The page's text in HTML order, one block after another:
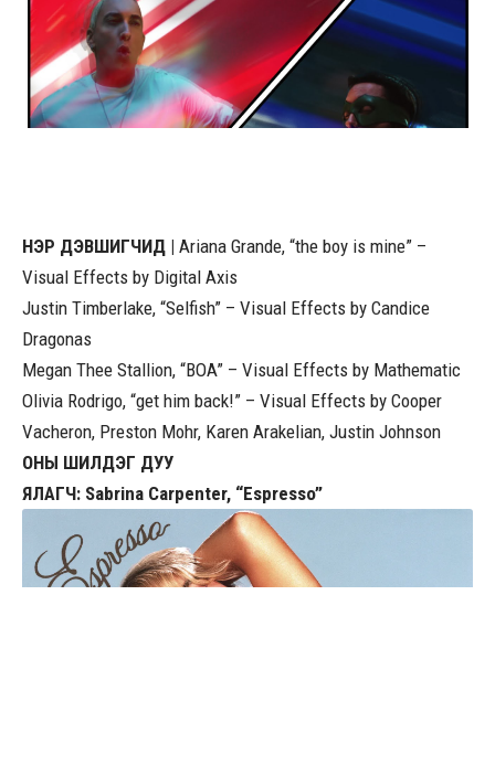
НЭР ДЭВШИГЧИД | Ariana Grande, “the boy is mine” –
Visual Effects by Digital Axis
Justin Timberlake, “Selfish” – Visual Effects by Candice
Dragonas
Megan Thee Stallion, “BOA” – Visual Effects by Mathematic
Olivia Rodrigo, “get him back!” – Visual Effects by Cooper
Vacheron, Preston Mohr, Karen Arakelian, Justin Johnson
ОНЫ ШИЛДЭГ ДУУ
ЯЛАГЧ: Sabrina Carpenter, “Espresso”